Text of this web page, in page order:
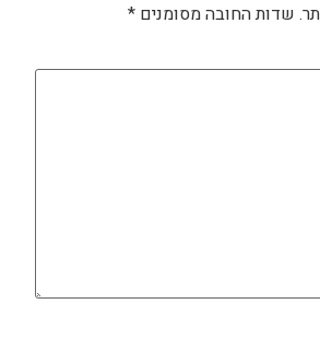
שדות החובה מסומנים *